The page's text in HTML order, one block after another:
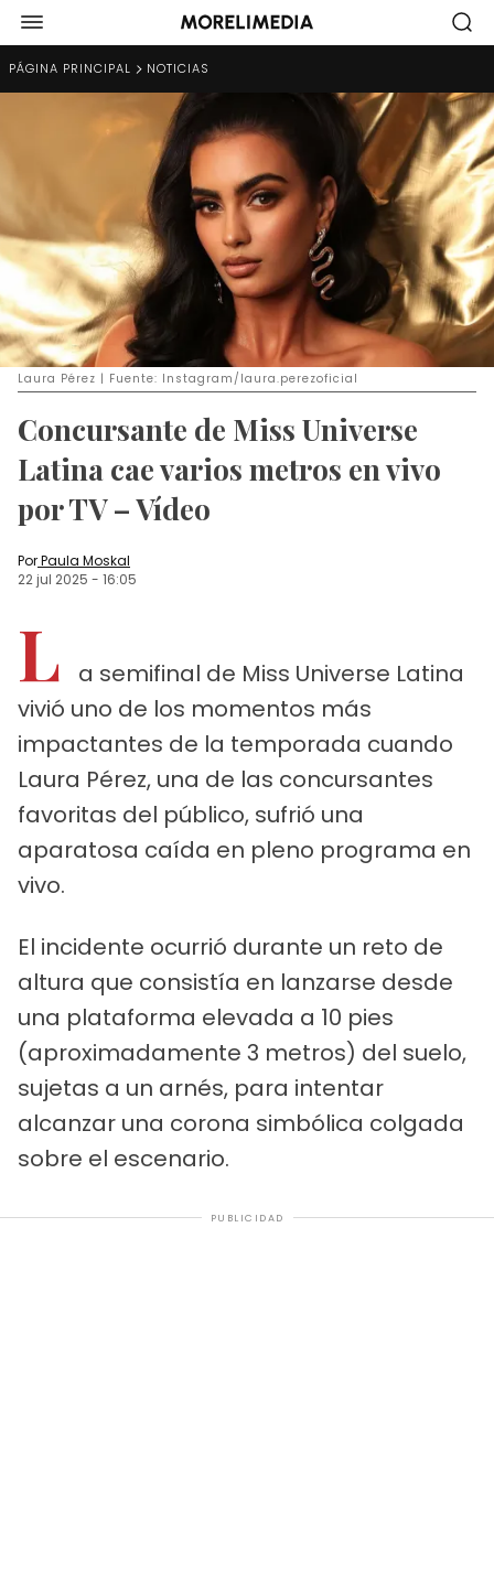
PÁGINA PRINCIPAL NOTICIAS
Laura Pérez | Fuente: Instagram/laura.perezoficial
Concursante de Miss Universe
Latina cae varios metros en vivo
por TV – Vídeo
PorPaula Moskal
22 jul 2025 - 16:05
L
a semifinal de Miss Universe Latina
vivió uno de los momentos más
impactantes de la temporada cuando
Laura Pérez, una de las concursantes
favoritas del público, sufrió una
aparatosa caída en pleno programa en
vivo.
El incidente ocurrió durante un reto de
altura que consistía en lanzarse desde
una plataforma elevada a 10 pies
(aproximadamente 3 metros) del suelo,
sujetas a un arnés, para intentar
alcanzar una corona simbólica colgada
sobre el escenario.
PUBLICIDAD